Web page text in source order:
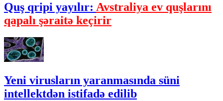
Quş qripi yayılır: Avstraliya ev quşlarını
qapalı şəraitə keçirir
Yeni virusların yaranmasında süni
intellektdən istifadə edilib